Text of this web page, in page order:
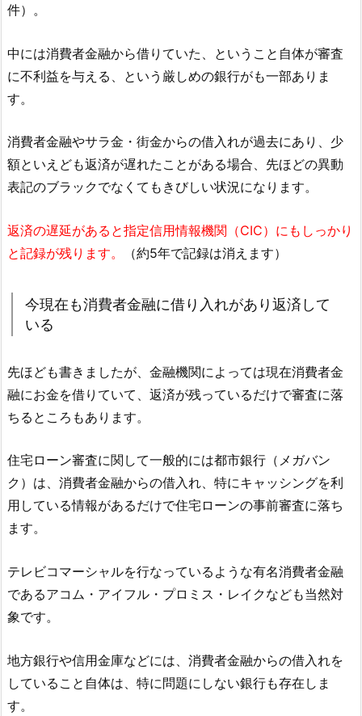
件）。
中には消費者金融から借りていた、ということ自体が審査
に不利益を与える、という厳しめの銀行がも一部ありま
す。
消費者金融やサラ金・街金からの借入れが過去にあり、少
額といえども返済が遅れたことがある場合、先ほどの異動
表記のブラックでなくてもきびしい状況になります。
返済の遅延があると指定信用情報機関（CIC）にもしっかり
と記録が残ります。
（約5年で記録は消えます）
今現在も消費者金融に借り入れがあり返済して
いる
先ほども書きましたが、金融機関によっては現在消費者金
融にお金を借りていて、返済が残っているだけで審査に落
ちるところもあります。
住宅ローン審査に関して一般的には都市銀行（メガバン
ク）は、消費者金融からの借入れ、特にキャッシングを利
用している情報があるだけで住宅ローンの事前審査に落ち
ます。
テレビコマーシャルを行なっているような有名消費者金融
であるアコム・アイフル・プロミス・レイクなども当然対
象です。
地方銀行や信用金庫などには、消費者金融からの借入れを
していること自体は、特に問題にしない銀行も存在しま
す。